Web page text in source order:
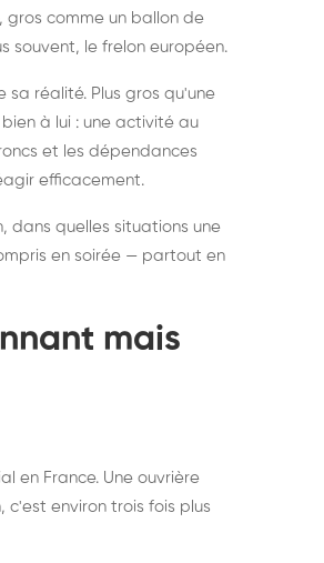
comme un ballon de
souvent, le frelon européen.
réalité. Plus gros qu'une
à lui : une activité au
et les dépendances
efficacement.
dans quelles situations une
en soirée — partout en
mais
en France. Une ouvrière
environ trois fois plus